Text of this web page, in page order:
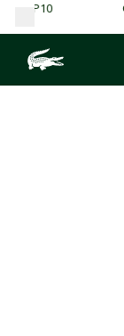
Garanti